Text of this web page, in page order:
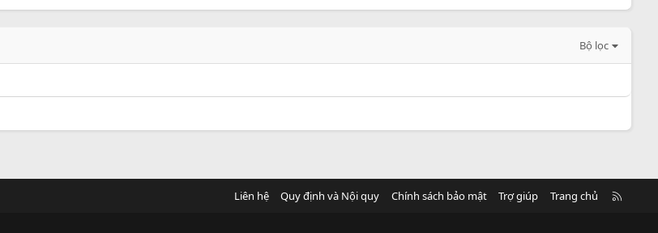
Bộ lọc
Liên hệ Quy định và Nội quy Chính sách bảo mật Trợ giúp Trang chủ